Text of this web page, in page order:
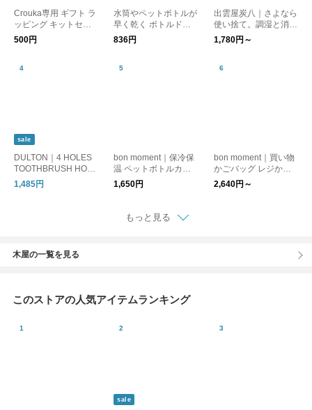
Crouka専用 ギフト ラ
ッピング キットセッ
ト プレゼント 贈り物
Gift Wrapping クロー
500円
水筒やペットボトルが
早く乾く ボトルドラ
イヤー 2Pセット
836円
出雲屋炭八｜さよなら
使い捨て。調湿と消臭
に対策に「炭八かや袋
セット」メール便送料
1,780円～
sale
DULTON｜4 HOLES
TOOTHBRUSH HOLD
ER/歯ブラシスタンド
1,485円
bon moment｜保冷保
温 ペットボトルカバ
ー ストラップ付 / 500
ml 600ml ケース ホル
1,650円
bon moment｜買い物
かごバッグ レジかご
用 保冷エコバッグ
2,640円～
もっと見る
木屋の一覧を見る
このストアの人気アイテムランキング
sale